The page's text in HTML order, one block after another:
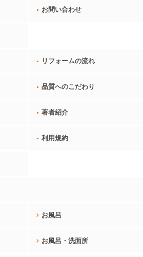
お問い合わせ
リフォームの流れ
品質へのこだわり
著者紹介
利用規約
お風呂
お風呂・洗面所